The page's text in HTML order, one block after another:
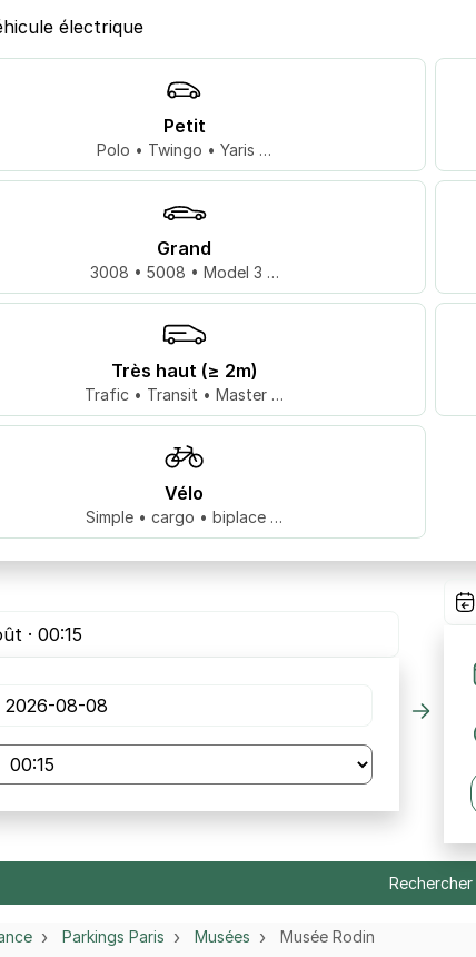
électrique
Petit
Polo • Twingo • Yaris …
Grand
3008 • 5008 • Model 3 …
Très haut (≥ 2m)
Trafic • Transit • Master …
Vélo
Simple • cargo • biplace …
· 00:15
Rechercher
Parkings Paris Musées Musée Rodin